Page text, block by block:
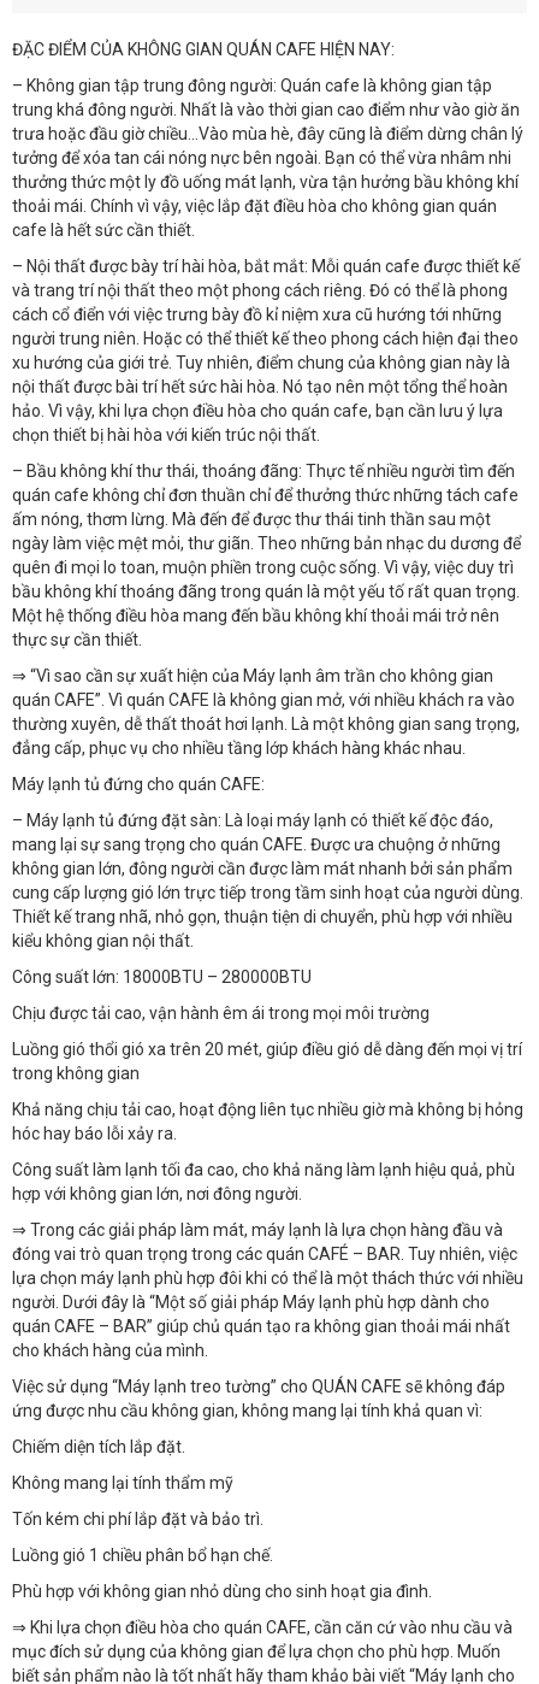
ĐẶC ĐIỂM CỦA KHÔNG GIAN QUÁN CAFE HIỆN NAY:
– Không gian tập trung đông người: Quán cafe là không gian tập
trung khá đông người. Nhất là vào thời gian cao điểm như vào giờ ăn
trưa hoặc đầu giờ chiều…Vào mùa hè, đây cũng là điểm dừng chân lý
tưởng để xóa tan cái nóng nực bên ngoài. Bạn có thể vừa nhâm nhi
thưởng thức một ly đồ uống mát lạnh, vừa tận hưởng bầu không khí
thoải mái. Chính vì vậy, việc lắp đặt điều hòa cho không gian quán
cafe là hết sức cần thiết.
– Nội thất được bày trí hài hòa, bắt mắt: Mỗi quán cafe được thiết kế
và trang trí nội thất theo một phong cách riêng. Đó có thể là phong
cách cổ điển với việc trưng bày đồ kỉ niệm xưa cũ hướng tới những
người trung niên. Hoặc có thể thiết kế theo phong cách hiện đại theo
xu hướng của giới trẻ. Tuy nhiên, điểm chung của không gian này là
nội thất được bài trí hết sức hài hòa. Nó tạo nên một tổng thể hoàn
hảo. Vì vậy, khi lựa chọn điều hòa cho quán cafe, bạn cần lưu ý lựa
chọn thiết bị hài hòa với kiến trúc nội thất.
– Bầu không khí thư thái, thoáng đãng: Thực tế nhiều người tìm đến
quán cafe không chỉ đơn thuần chỉ để thưởng thức những tách cafe
ấm nóng, thơm lừng. Mà đến để được thư thái tinh thần sau một
ngày làm việc mệt mỏi, thư giãn. Theo những bản nhạc du dương để
quên đi mọi lo toan, muộn phiền trong cuộc sống. Vì vậy, việc duy trì
bầu không khí thoáng đãng trong quán là một yếu tố rất quan trọng.
Một hệ thống điều hòa mang đến bầu không khí thoải mái trở nên
thực sự cần thiết.
⇒ “Vì sao cần sự xuất hiện của Máy lạnh âm trần cho không gian
quán CAFE”. Vì quán CAFE là không gian mở, với nhiều khách ra vào
thường xuyên, dễ thất thoát hơi lạnh. Là một không gian sang trọng,
đẳng cấp, phục vụ cho nhiều tầng lớp khách hàng khác nhau.
Máy lạnh tủ đứng cho quán CAFE:
– Máy lạnh tủ đứng đặt sàn: Là loại máy lạnh có thiết kế độc đáo,
mang lại sự sang trọng cho quán CAFE. Được ưa chuộng ở những
không gian lớn, đông người cần được làm mát nhanh bởi sản phẩm
cung cấp lượng gió lớn trực tiếp trong tầm sinh hoạt của người dùng.
Thiết kế trang nhã, nhỏ gọn, thuận tiện di chuyển, phù hợp với nhiều
kiểu không gian nội thất.
Công suất lớn: 18000BTU – 280000BTU
Chịu được tải cao, vận hành êm ái trong mọi môi trường
Luồng gió thổi gió xa trên 20 mét, giúp điều gió dễ dàng đến mọi vị trí
trong không gian
Khả năng chịu tải cao, hoạt động liên tục nhiều giờ mà không bị hỏng
hóc hay báo lỗi xảy ra.
Công suất làm lạnh tối đa cao, cho khả năng làm lạnh hiệu quả, phù
hợp với không gian lớn, nơi đông người.
⇒ Trong các giải pháp làm mát, máy lạnh là lựa chọn hàng đầu và
đóng vai trò quan trọng trong các quán CAFÉ – BAR. Tuy nhiên, việc
lựa chọn máy lạnh phù hợp đôi khi có thể là một thách thức với nhiều
người. Dưới đây là “Một số giải pháp Máy lạnh phù hợp dành cho
quán CAFE – BAR” giúp chủ quán tạo ra không gian thoải mái nhất
cho khách hàng của mình.
Việc sử dụng “Máy lạnh treo tường” cho QUÁN CAFE sẽ không đáp
ứng được nhu cầu không gian, không mang lại tính khả quan vì:
Chiếm diện tích lắp đặt.
Không mang lại tính thẩm mỹ
Tốn kém chi phí lắp đặt và bảo trì.
Luồng gió 1 chiều phân bổ hạn chế.
Phù hợp với không gian nhỏ dùng cho sinh hoạt gia đình.
⇒ Khi lựa chọn điều hòa cho quán CAFE, cần căn cứ vào nhu cầu và
mục đích sử dụng của không gian để lựa chọn cho phù hợp. Muốn
biết sản phẩm nào là tốt nhất hãy tham khảo bài viết “Máy lạnh cho